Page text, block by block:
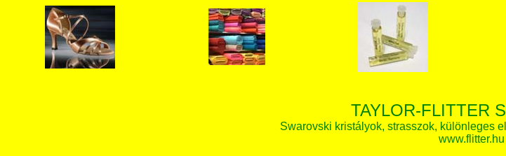
TAYLOR-FLITTER
Swarovski kristályok, strasszok, különleges
www.flitter.hu